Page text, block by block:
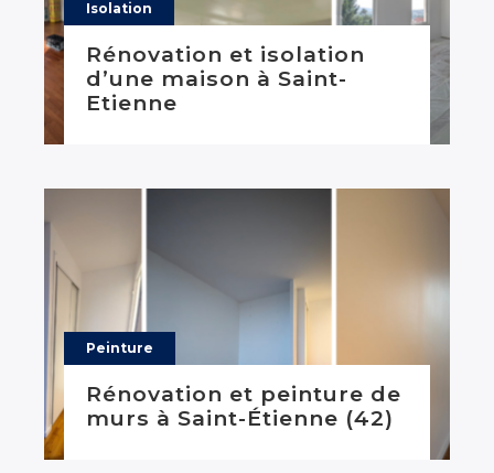
Isolation
Rénovation et isolation
d’une maison à Saint-
Etienne
Peinture
Rénovation et peinture de
murs à Saint-Étienne (42)